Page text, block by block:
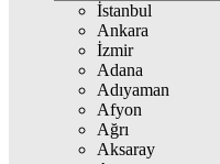
İstanbul
Ankara
İzmir
Adana
Adıyaman
Afyon
Ağrı
Aksaray